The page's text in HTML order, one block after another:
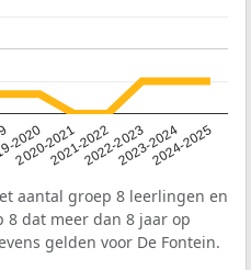
2020
2020-20212021-20222022-20232023-20242024-2025
aantal groep 8 leerlingen en
dat meer dan 8 jaar op
gelden voor De Fontein.